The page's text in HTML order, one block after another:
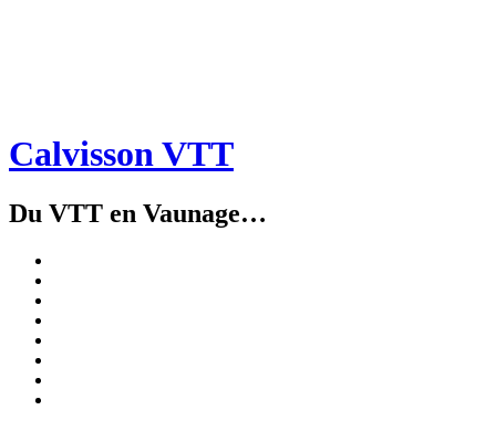
Calvisson VTT
Du VTT en Vaunage…